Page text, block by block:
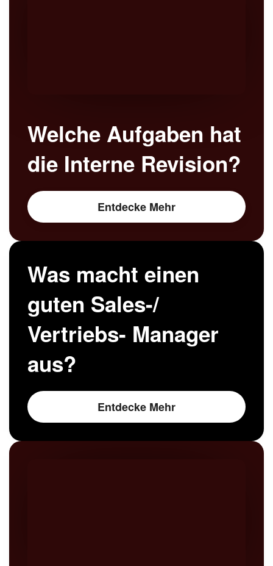
Welche Aufgaben hat
die Interne Revision?
Entdecke Mehr
Was macht einen
guten Sales-/
Vertriebs- Manager
aus?
Entdecke Mehr